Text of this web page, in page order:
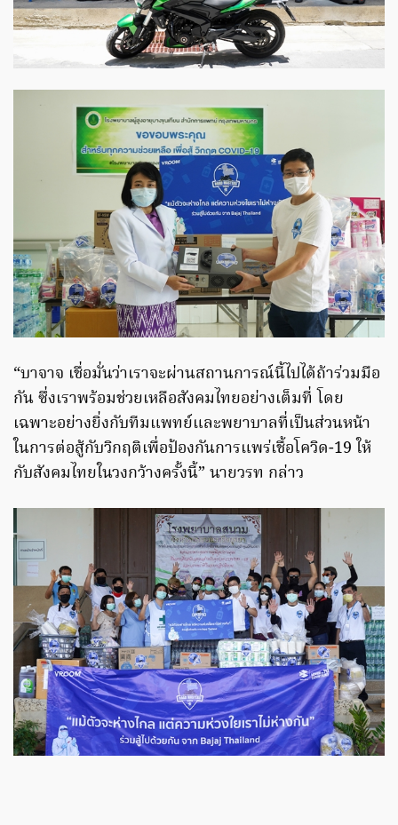
“บาจาจ เชื่อมั่นว่าเราจะผ่านสถานการณ์นี้ไปได้ถ้าร่วมมือ
กัน ซึ่งเราพร้อมช่วยเหลือสังคมไทยอย่างเต็มที่ โดย
เฉพาะอย่างยิ่งกับทีมแพทย์และพยาบาลที่เป็นส่วนหน้า
ในการต่อสู้กับวิกฤติเพื่อป้องกันการแพร่เชื้อโควิด-19 ให้
กับสังคมไทยในวงกว้างครั้งนี้” นายวรท กล่าว